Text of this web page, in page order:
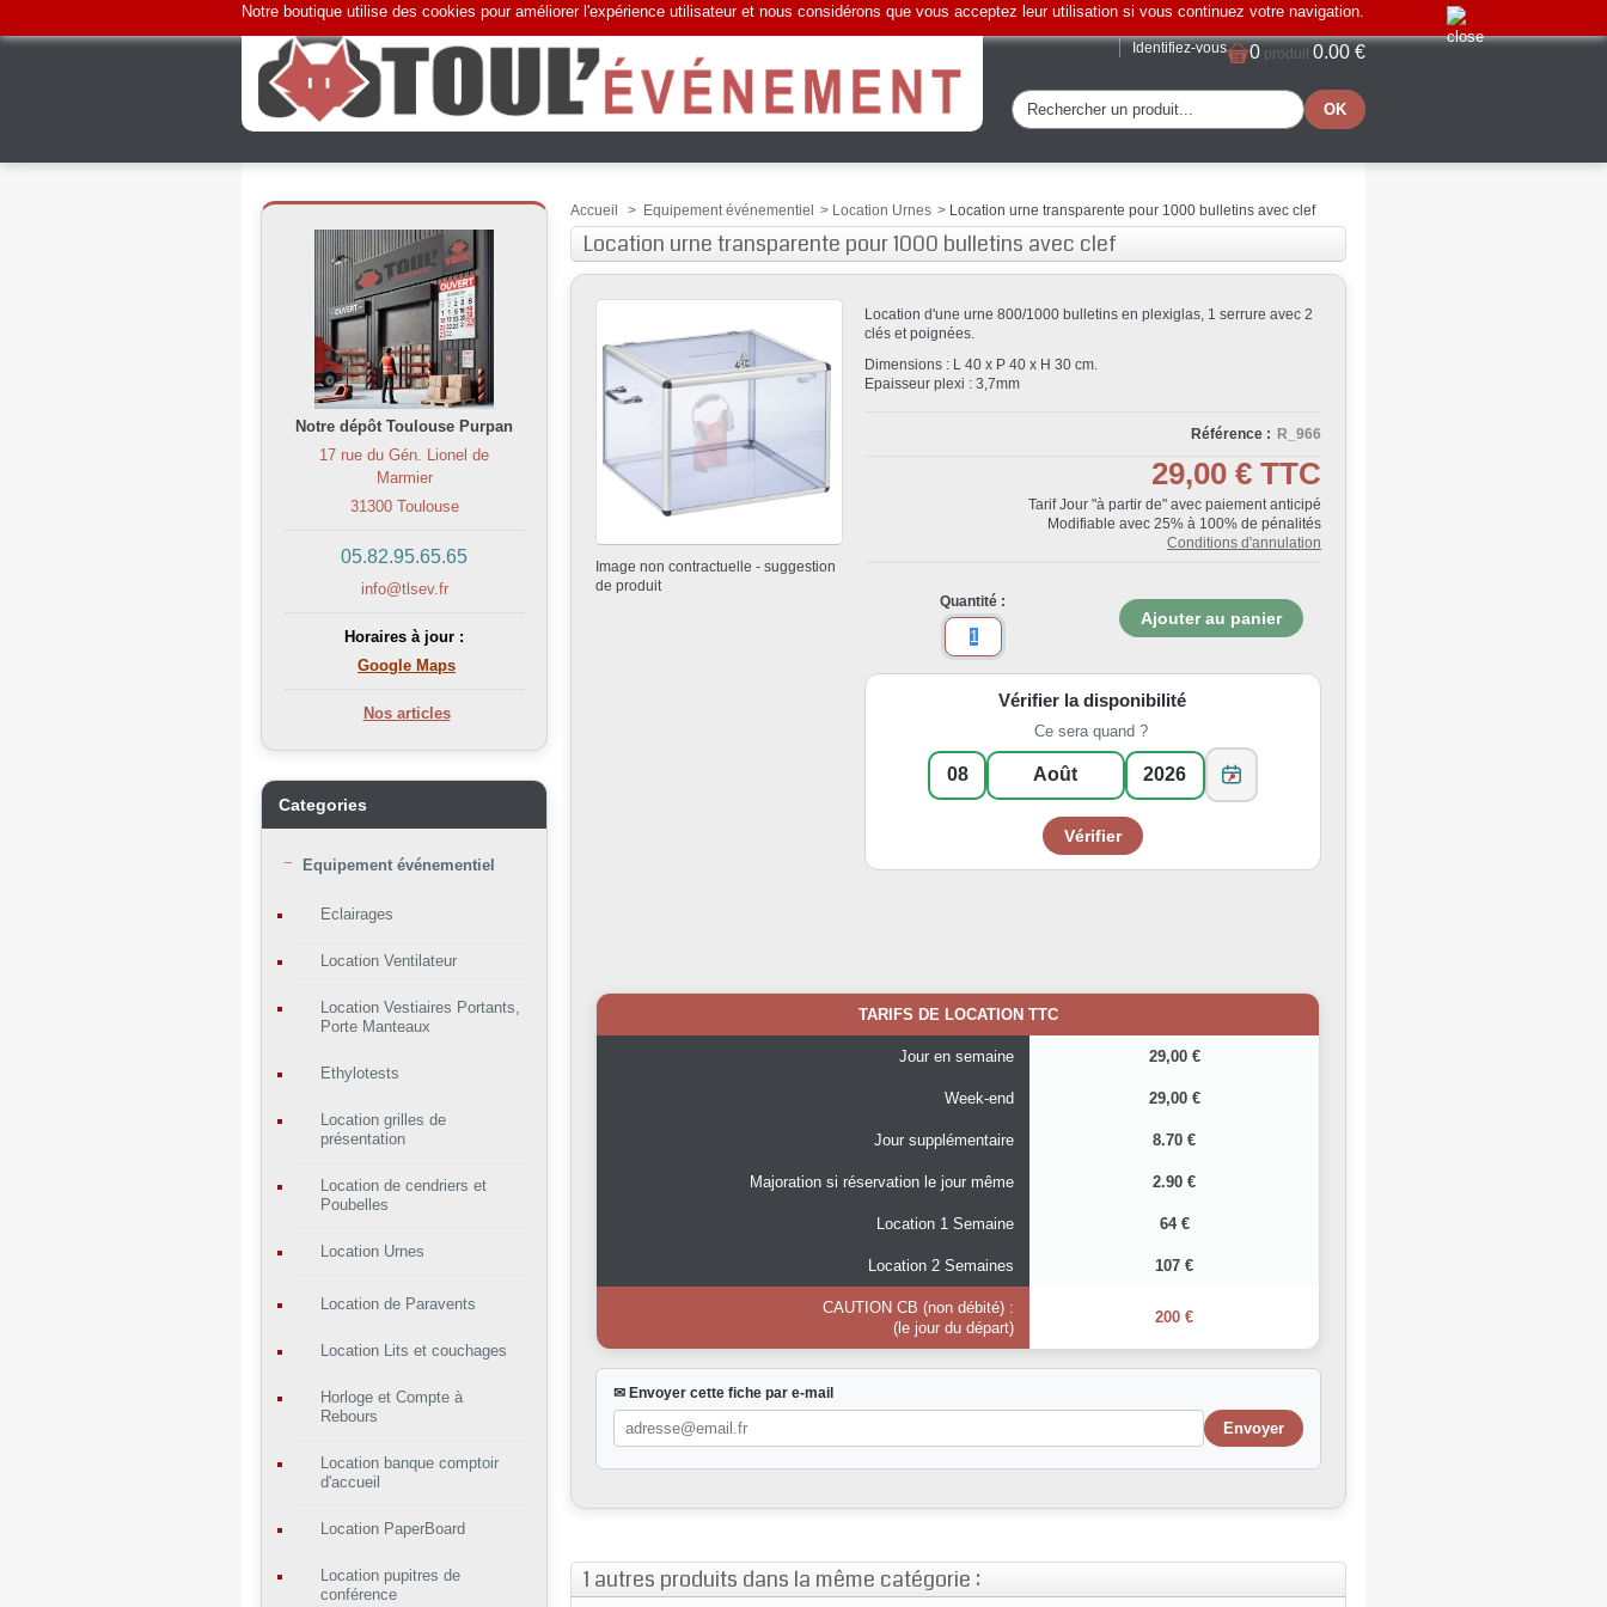
Identifiez-vous 0 produit 0.00 €
Notre boutique utilise des cookies pour améliorer l'expérience utilisateur et nous considérons que vous acceptez leur utilisation si vous continuez votre navigation.
Notre dépôt Toulouse Purpan
17 rue du Gén. Lionel de
Marmier
31300 Toulouse
05.82.95.65.65
info@tlsev.fr
Horaires à jour :
Google Maps
Nos articles
Categories
Equipement événementiel
Eclairages
Location Ventilateur
Location Vestiaires Portants,
Porte Manteaux
Ethylotests
Location grilles de
présentation
Location de cendriers et
Poubelles
Location Urnes
Location de Paravents
Location Lits et couchages
Horloge et Compte à
Rebours
Location banque comptoir
d'accueil
Location PaperBoard
Location pupitres de
conférence
Accueil > Equipement événementiel > Location Urnes > Location urne transparente pour 1000 bulletins avec clef
Location urne transparente pour 1000 bulletins avec clef
Image non contractuelle - suggestion
de produit
Location d'une urne 800/1000 bulletins en plexiglas, 1 serrure avec 2
clés et poignées.
Dimensions : L 40 x P 40 x H 30 cm.
Epaisseur plexi : 3,7mm
Référence : R_966
29,00 € TTC
Tarif Jour "à partir de" avec paiement anticipé
Modifiable avec 25% à 100% de pénalités
Conditions d'annulation
Quantité :
Vérifier la disponibilité
Ce sera quand ?
TARIFS DE LOCATION TTC
Jour en semaine 29,00 €
Week-end 29,00 €
Jour supplémentaire 8.70 €
Majoration si réservation le jour même 2.90 €
Location 1 Semaine 64 €
Location 2 Semaines 107 €
CAUTION CB (non débité) :
(le jour du départ)
200 €
✉ Envoyer cette fiche par e-mail
1 autres produits dans la même catégorie :